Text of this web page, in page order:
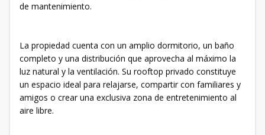
de mantenimiento.
La propiedad cuenta con un amplio dormitorio, un baño
completo y una distribución que aprovecha al máximo la
luz natural y la ventilación. Su rooftop privado constituye
un espacio ideal para relajarse, compartir con familiares y
amigos o crear una exclusiva zona de entretenimiento al
aire libre.